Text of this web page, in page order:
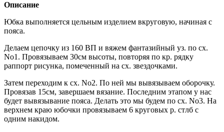
Описание
Юбка выполняется цельным изделием вкруговую, начиная с
пояса.
Делаем цепочку из 160 ВП и вяжем фантазийный уз. по сх.
No1. Провязываем 30см высоты, повторяя по кр. рядку
раппорт рисунка, помеченный на сх. звездочками.
Затем переходим к сх. No2. По ней мы вывязываем оборочку.
Провязав 15см, завершаем вязание. Последним этапом у нас
будет вывязывание пояса. Делать это мы будем по сх. No3. На
верхнем краю юбочки провязываем 6 круговых р. стлб с
одним накидом.